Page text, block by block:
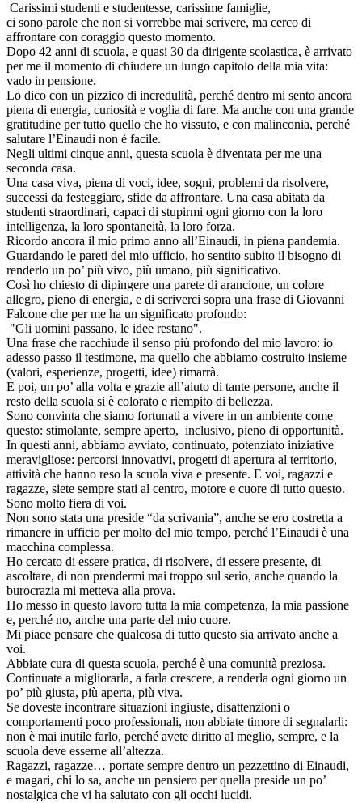
Carissimi studenti e studentesse, carissime famiglie,
ci sono parole che non si vorrebbe mai scrivere, ma cerco di
affrontare con coraggio questo momento.
Dopo 42 anni di scuola, e quasi 30 da dirigente scolastica, è arrivato
per me il momento di chiudere un lungo capitolo della mia vita:
vado in pensione.
Lo dico con un pizzico di incredulità, perché dentro mi sento ancora
piena di energia, curiosità e voglia di fare. Ma anche con una grande
gratitudine per tutto quello che ho vissuto, e con malinconia, perché
salutare l’Einaudi non è facile.
Negli ultimi cinque anni, questa scuola è diventata per me una
seconda casa.
Una casa viva, piena di voci, idee, sogni, problemi da risolvere,
successi da festeggiare, sfide da affrontare. Una casa abitata da
studenti straordinari, capaci di stupirmi ogni giorno con la loro
intelligenza, la loro spontaneità, la loro forza.
Ricordo ancora il mio primo anno all’Einaudi, in piena pandemia.
Guardando le pareti del mio ufficio, ho sentito subito il bisogno di
renderlo un po’ più vivo, più umano, più significativo.
Così ho chiesto di dipingere una parete di arancione, un colore
allegro, pieno di energia, e di scriverci sopra una frase di Giovanni
Falcone che per me ha un significato profondo:
"Gli uomini passano, le idee restano".
Una frase che racchiude il senso più profondo del mio lavoro: io
adesso passo il testimone, ma quello che abbiamo costruito insieme
(valori, esperienze, progetti, idee) rimarrà.
E poi, un po’ alla volta e grazie all’aiuto di tante persone, anche il
resto della scuola si è colorato e riempito di bellezza.
Sono convinta che siamo fortunati a vivere in un ambiente come
questo: stimolante, sempre aperto, inclusivo, pieno di opportunità.
In questi anni, abbiamo avviato, continuato, potenziato iniziative
meravigliose: percorsi innovativi, progetti di apertura al territorio,
attività che hanno reso la scuola viva e presente. E voi, ragazzi e
ragazze, siete sempre stati al centro, motore e cuore di tutto questo.
Sono molto fiera di voi.
Non sono stata una preside “da scrivania”, anche se ero costretta a
rimanere in ufficio per molto del mio tempo, perché l’Einaudi è una
macchina complessa.
Ho cercato di essere pratica, di risolvere, di essere presente, di
ascoltare, di non prendermi mai troppo sul serio, anche quando la
burocrazia mi metteva alla prova.
Ho messo in questo lavoro tutta la mia competenza, la mia passione
e, perché no, anche una parte del mio cuore.
Mi piace pensare che qualcosa di tutto questo sia arrivato anche a
voi.
Abbiate cura di questa scuola, perché è una comunità preziosa.
Continuate a migliorarla, a farla crescere, a renderla ogni giorno un
po’ più giusta, più aperta, più viva.
Se doveste incontrare situazioni ingiuste, disattenzioni o
comportamenti poco professionali, non abbiate timore di segnalarli:
non è mai inutile farlo, perché avete diritto al meglio, sempre, e la
scuola deve esserne all’altezza.
Ragazzi, ragazze… portate sempre dentro un pezzettino di Einaudi,
e magari, chi lo sa, anche un pensiero per quella preside un po’
nostalgica che vi ha salutato con gli occhi lucidi.